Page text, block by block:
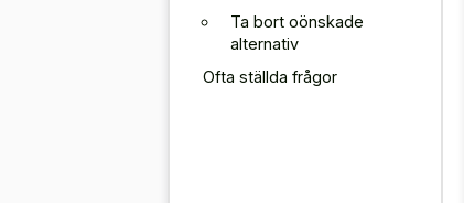
Ta bort oönskade
alternativ
Ofta ställda frågor